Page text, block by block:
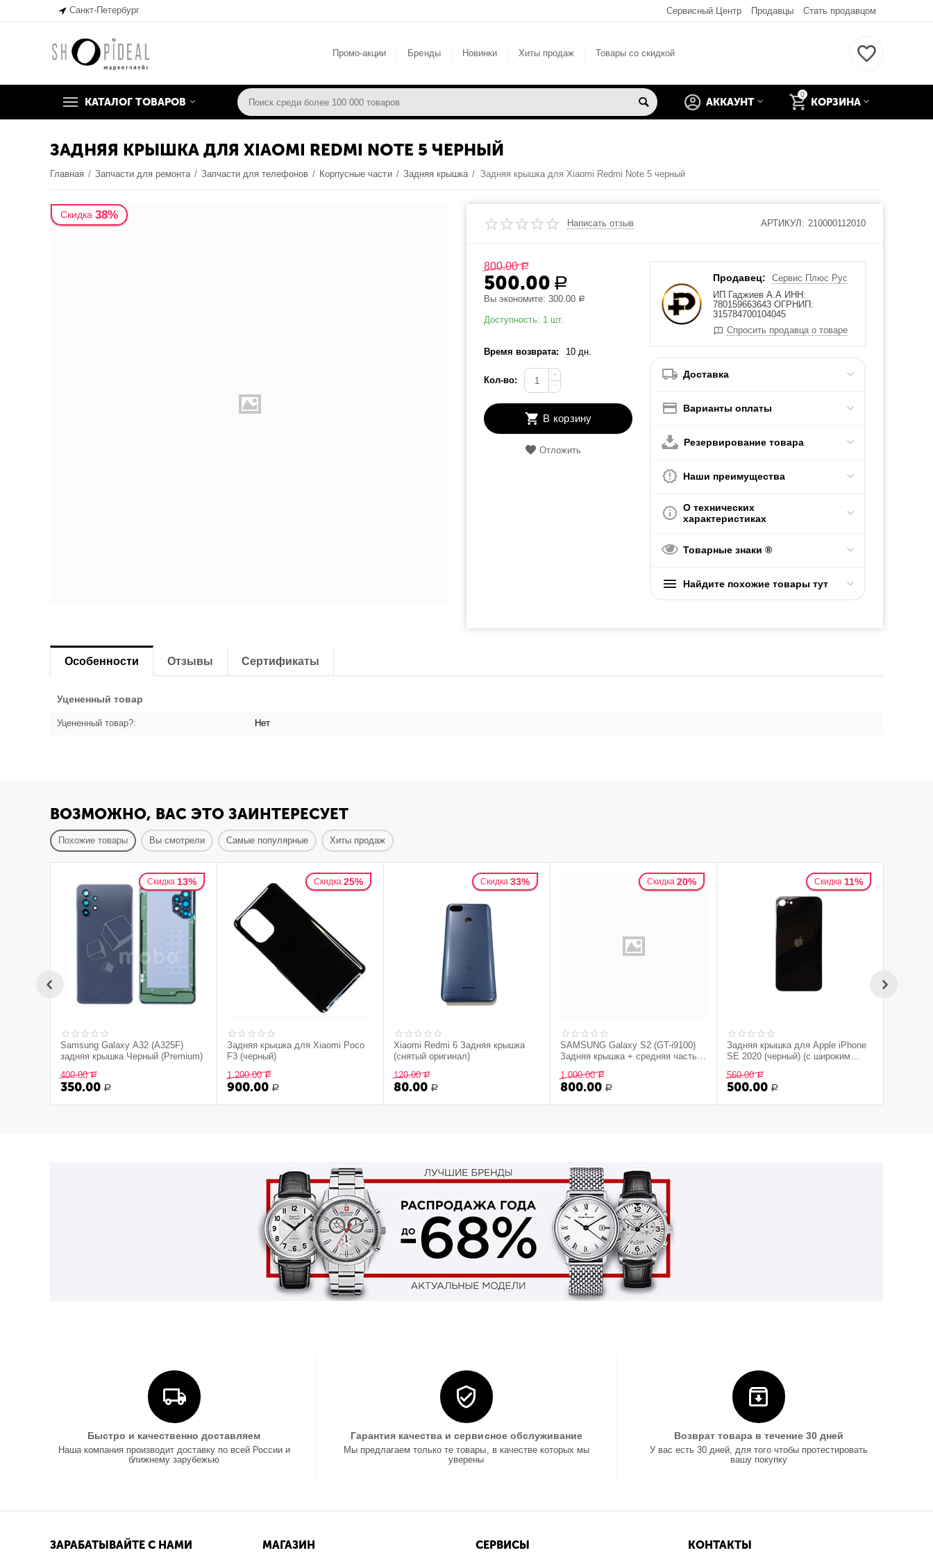
Санкт-Петербург Сервисный Центр Продавцы Стать продавцом
Промо-акции Бренды Новинки Хиты продаж Товары со скидкой
КАТАЛОГ ТОВАРОВ
0
КОРЗИНА
АККАУНТ
ЗАДНЯЯ КРЫШКА ДЛЯ XIAOMI REDMI NOTE 5 ЧЕРНЫЙ
Главная / Запчасти для ремонта / Запчасти для телефонов / Корпусные части / Задняя крышка / Задняя крышка для Xiaomi Redmi Note 5 черный
Скидка 38%
Написать отзыв АРТИКУЛ: 210000112010
800.00 Р
500.00 Р
Вы экономите:300.00 Р
Доступность: 1 шт.
Время возврата: 10 дн.
Кол-во:
+
−
В корзину
Отложить
Продавец:
Сервис Плюс Рус
ИП Гаджиев А.А ИНН:
780159663643 ОГРНИП:
315784700104045
Спросить продавца о товаре
Доставка
Варианты оплаты
Резервирование товара
Наши преимущества
О технических
характеристиках
Товарные знаки ®
Найдите похожие товары тут
Особенности Отзывы Сертификаты
Уцененный товар
Уцененный товар?: Нет
ВОЗМОЖНО, ВАС ЭТО ЗАИНТЕРЕСУЕТ
Похожие товары Вы смотрели Самые популярные Хиты продаж
Скидка 13%
Samsung Galaxy A32 (A325F)
задняя крышка Черный (Premium)
400.00 Р
350.00 Р
Скидка 25%
Задняя крышка для Xiaomi Poco
F3 (черный)
1 200.00 Р
900.00 Р
Скидка 33%
Xiaomi Redmi 6 Задняя крышка
(снятый оригинал)
120.00 Р
80.00 Р
Скидка 20%
SAMSUNG Galaxy S2 (GT-i9100)
Задняя крышка + средняя часть с
оригинал) - черный
1 000.00 Р
800.00 Р
Скидка 11%
Задняя крышка для Apple iPhone
SE 2020 (черный) (с широким
560.00 Р
500.00 Р
Быстро и качественно доставляем
Наша компания производит доставку по всей России и
ближнему зарубежью
Гарантия качества и сервисное обслуживание
Мы предлагаем только те товары, в качестве которых мы
уверены
Возврат товара в течение 30 дней
У вас есть 30 дней, для того чтобы протестировать
вашу покупку
ЗАРАБАТЫВАЙТЕ С НАМИ МАГАЗИН СЕРВИСЫ КОНТАКТЫ